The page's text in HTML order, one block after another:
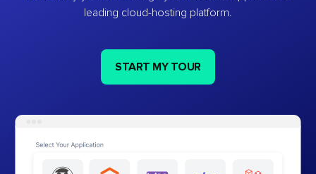
leading cloud-hosting platform.
START MY TOUR